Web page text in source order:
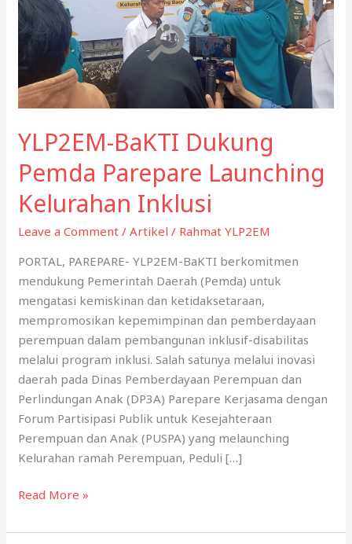
YLP2EM-BaKTI Dukung
Pemda Parepare Launching
Kelurahan Inklusi
Leave a Comment /Artikel / Rahmat YLP2EM
PORTAL, PAREPARE- YLP2EM-BaKTI berkomitmen
mendukung Pemerintah Daerah (Pemda) untuk
mengatasi kemiskinan dan ketidaksetaraan,
mempromosikan kepemimpinan dan pemberdayaan
perempuan dalam pembangunan inklusif-disabilitas
melalui program inklusi. Salah satunya melalui inovasi
daerah pada Dinas Pemberdayaan Perempuan dan
Perlindungan Anak (DP3A) Parepare Kerjasama dengan
Forum Partisipasi Publik untuk Kesejahteraan
Perempuan dan Anak (PUSPA) yang melaunching
Kelurahan ramah Perempuan, Peduli […]
YLP2EM-
Dukung
Read More »